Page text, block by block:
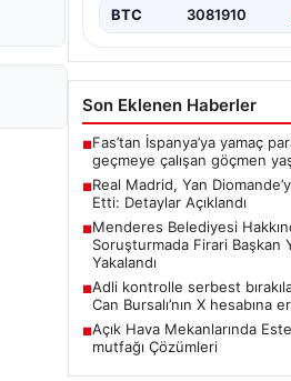
BTC 3081910
Son Eklenen Haberler
■Fas’tan İspanya’ya yamaç
geçmeye çalışan göçmen
■Real Madrid, Yan
Etti: Detaylar Açıklandı
■Menderes Belediyesi
Soruşturmada Firari Başkan
Yakalandı
■Adli kontrolle serbest
Can Bursalı’nın X hesabına
■Açık Hava Mekanlarında
mutfağı Çözümleri